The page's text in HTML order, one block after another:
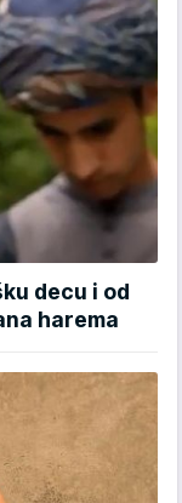
decu i od
harema